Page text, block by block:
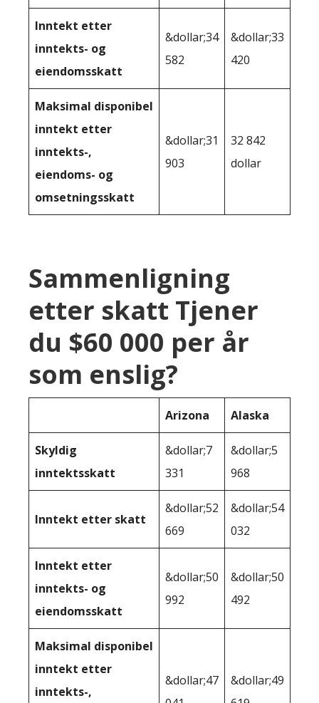
Inntekt etter
inntekts- og
eiendomsskatt
&dollar;34
582
&dollar;33
420
Maksimal disponibel
inntekt etter
inntekts-,
eiendoms- og
omsetningsskatt
&dollar;31
903
32 842
dollar
Sammenligning
etter skatt Tjener
du $60 000 per år
som enslig?
Arizona Alaska
Skyldig
inntektsskatt
&dollar;7
331
&dollar;5
968
Inntekt etter skatt
&dollar;52
669
&dollar;54
032
Inntekt etter
inntekts- og
eiendomsskatt
&dollar;50
992
&dollar;50
492
Maksimal disponibel
inntekt etter
inntekts-,
&dollar;47
&dollar;49